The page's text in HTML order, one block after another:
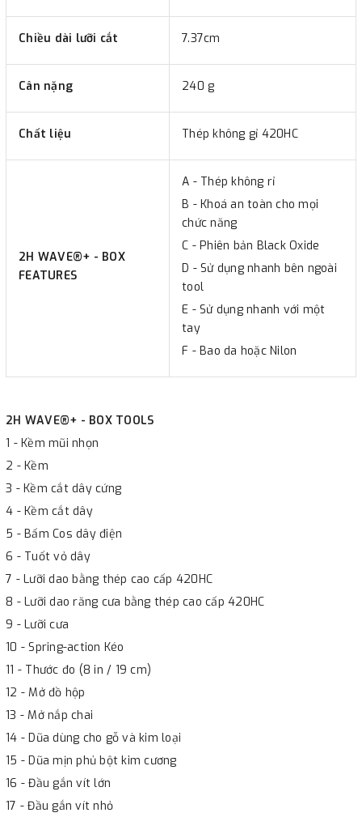
Chiều dài lưỡi cắt 7.37cm
Cân nặng 240 g
Chất liệu Thép không gỉ 420HC
2H WAVE®+ - BOX
FEATURES
A - Thép không rỉ
B - Khoá an toàn cho mọi
chức năng
C - Phiên bản Black Oxide
D - Sử dụng nhanh bên ngoài
tool
E - Sử dụng nhanh với một
tay
F - Bao da hoặc Nilon
2H WAVE®+ - BOX TOOLS
1 - Kềm mũi nhọn
2 - Kềm
3 - Kềm cắt dây cứng
4 - Kềm cắt dây
5 - Bấm Cos dây điện
6 - Tuốt vỏ dây
7 - Lưỡi dao bằng thép cao cấp 420HC
8 - Lưỡi dao răng cưa bằng thép cao cấp 420HC
9 - Lưỡi cưa
10 - Spring-action Kéo
11 - Thước đo (8 in / 19 cm)
12 - Mở đồ hộp
13 - Mở nắp chai
14 - Dũa dùng cho gỗ và kim loại
15 - Dũa mịn phủ bột kim cương
16 - Đầu gắn vít lớn
17 - Đầu gắn vít nhỏ